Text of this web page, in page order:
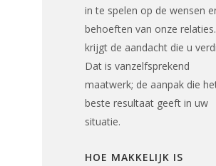
in te spelen op de wensen
behoeften van onze
krijgt de aandacht die u
Dat is vanzelfsprekend
maatwerk; de aanpak die
beste resultaat geeft in uw
situatie.
HOE MAKKELIJK IS